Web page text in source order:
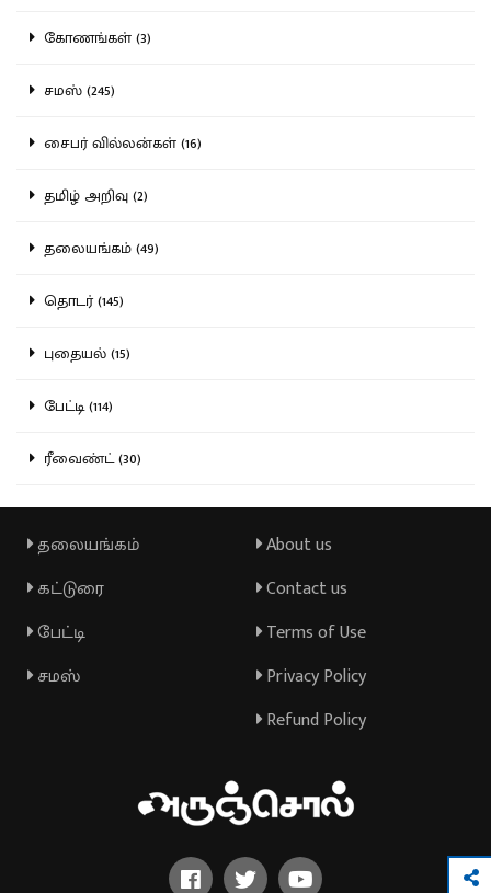
கோணங்கள் (3)
சமஸ் (245)
சைபர் வில்லன்கள் (16)
தமிழ் அறிவு (2)
தலையங்கம் (49)
தொடர் (145)
புதையல் (15)
பேட்டி (114)
ரீவைண்ட் (30)
தலையங்கம்
கட்டுரை
பேட்டி
சமஸ்
About us
Contact us
Terms of Use
Privacy Policy
Refund Policy